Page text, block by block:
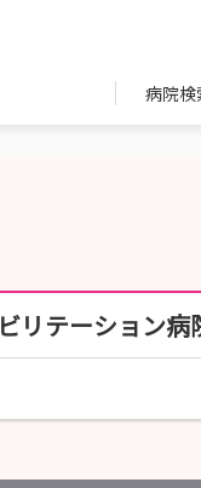
病院検
リテーション病